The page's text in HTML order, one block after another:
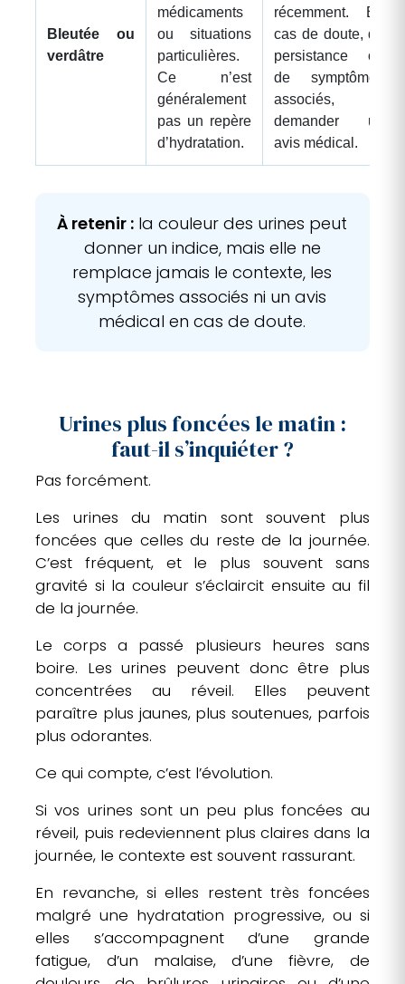
Bleutée ou
verdâtre
médicaments
ou situations
particulières.
Ce n’est
généralement
pas un repère
d’hydratation.
récemment. En
cas de doute, de
persistance ou
de symptômes
associés,
demander un
avis médical.
À retenir : la couleur des urines peut
donner un indice, mais elle ne
remplace jamais le contexte, les
symptômes associés ni un avis
médical en cas de doute.
Urines plus foncées le matin :
faut-il s’inquiéter ?
Pas forcément.
Les urines du matin sont souvent plus
foncées que celles du reste de la journée.
C’est fréquent, et le plus souvent sans
gravité si la couleur s’éclaircit ensuite au fil
de la journée.
Le corps a passé plusieurs heures sans
boire. Les urines peuvent donc être plus
concentrées au réveil. Elles peuvent
paraître plus jaunes, plus soutenues, parfois
plus odorantes.
Ce qui compte, c’est l’évolution.
Si vos urines sont un peu plus foncées au
réveil, puis redeviennent plus claires dans la
journée, le contexte est souvent rassurant.
En revanche, si elles restent très foncées
malgré une hydratation progressive, ou si
elles s’accompagnent d’une grande
fatigue, d’un malaise, d’une fièvre, de